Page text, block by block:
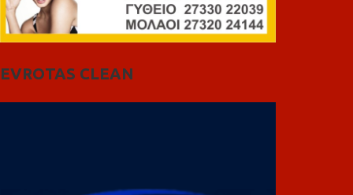
EVROTAS CLEAN